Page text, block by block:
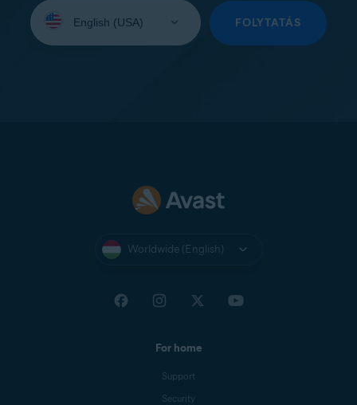
your
FOLYTATÁS
Worldwide (English)
For home
Support
Security